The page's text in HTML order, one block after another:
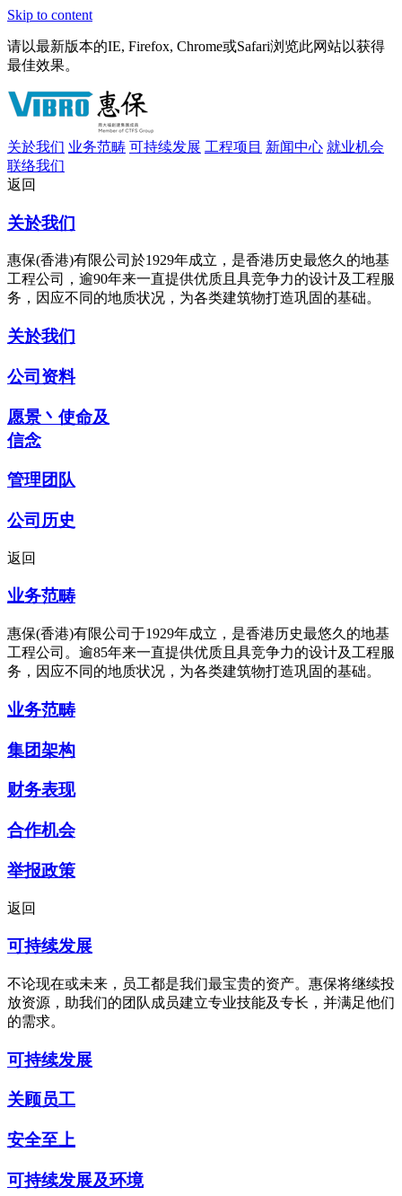
Skip to content
请以最新版本的IE, Firefox, Chrome或Safari浏览此网站以获得
最佳效果。
关於我们 业务范畴 可持续发展 工程项目 新闻中心 就业机会
联络我们
返回
关於我们
惠保(香港)有限公司於1929年成立，是香港历史最悠久的地基
工程公司，逾90年来一直提供优质且具竞争力的设计及工程服
务，因应不同的地质状况，为各类建筑物打造巩固的基础。
关於我们
公司资料
愿景丶使命及
信念
管理团队
公司历史
返回
业务范畴
惠保(香港)有限公司于1929年成立，是香港历史最悠久的地基
工程公司。逾85年来一直提供优质且具竞争力的设计及工程服
务，因应不同的地质状况，为各类建筑物打造巩固的基础。
业务范畴
集团架构
财务表现
合作机会
举报政策
返回
可持续发展
不论现在或未来，员工都是我们最宝贵的资产。惠保将继续投
放资源，助我们的团队成员建立专业技能及专长，并满足他们
的需求。
可持续发展
关顾员工
安全至上
可持续发展及环境